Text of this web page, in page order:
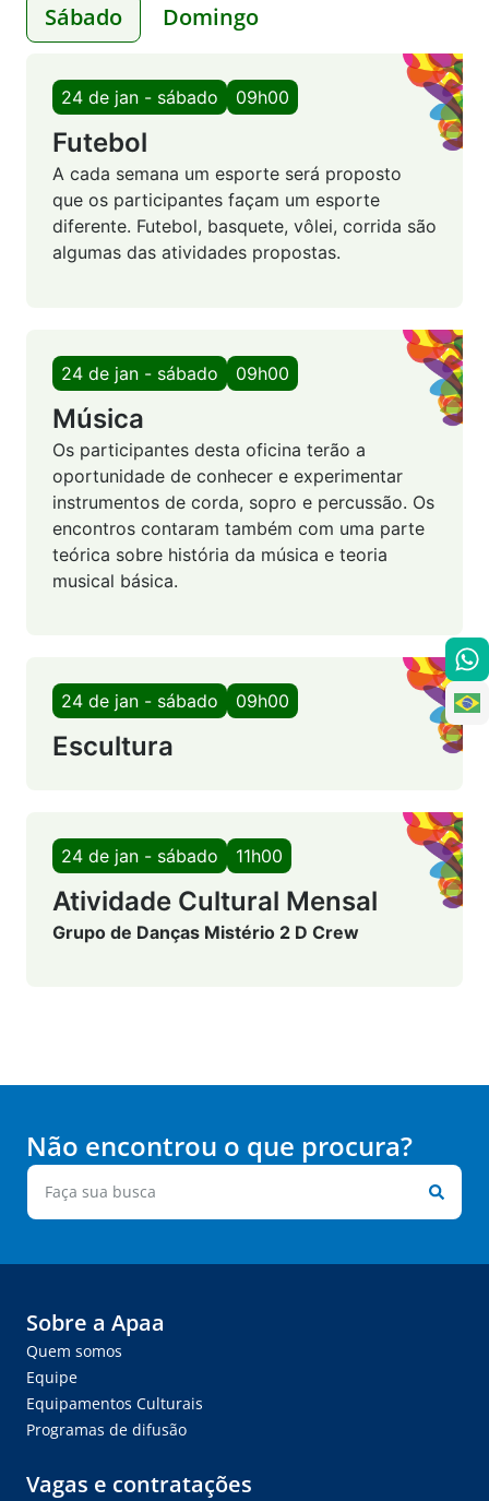
Sábado Domingo
24 de jan - sábado 09h00
Futebol
A cada semana um esporte será proposto
que os participantes façam um esporte
diferente. Futebol, basquete, vôlei, corrida são
algumas das atividades propostas.
24 de jan - sábado 09h00
Música
Os participantes desta oficina terão a
oportunidade de conhecer e experimentar
instrumentos de corda, sopro e percussão. Os
encontros contaram também com uma parte
teórica sobre história da música e teoria
musical básica.
24 de jan - sábado 09h00
Escultura
24 de jan - sábado 11h00
Atividade Cultural Mensal
Grupo de Danças Mistério 2 D Crew
Não encontrou o que procura?
Sobre a Apaa
Quem somos
Equipe
Equipamentos Culturais
Programas de difusão
Vagas e contratações